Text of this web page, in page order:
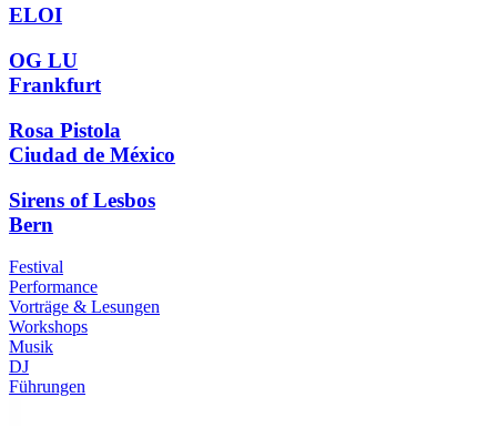
ELOI
OG LU
Frankfurt
Rosa Pistola
Ciudad de México
Sirens of Lesbos
Bern
Festival
Performance
Vorträge & Lesungen
Workshops
Musik
DJ
Führungen